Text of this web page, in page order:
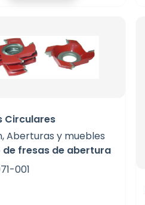
Circulares
Aberturas y muebles
de fresas de abertura
001